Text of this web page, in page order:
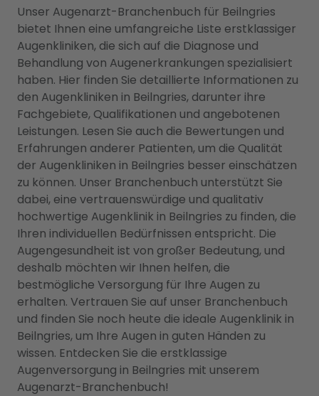
Unser Augenarzt-Branchenbuch für Beilngries
bietet Ihnen eine umfangreiche Liste erstklassiger
Augenkliniken, die sich auf die Diagnose und
Behandlung von Augenerkrankungen spezialisiert
haben. Hier finden Sie detaillierte Informationen zu
den Augenkliniken in Beilngries, darunter ihre
Fachgebiete, Qualifikationen und angebotenen
Leistungen. Lesen Sie auch die Bewertungen und
Erfahrungen anderer Patienten, um die Qualität
der Augenkliniken in Beilngries besser einschätzen
zu können. Unser Branchenbuch unterstützt Sie
dabei, eine vertrauenswürdige und qualitativ
hochwertige Augenklinik in Beilngries zu finden, die
Ihren individuellen Bedürfnissen entspricht. Die
Augengesundheit ist von großer Bedeutung, und
deshalb möchten wir Ihnen helfen, die
bestmögliche Versorgung für Ihre Augen zu
erhalten. Vertrauen Sie auf unser Branchenbuch
und finden Sie noch heute die ideale Augenklinik in
Beilngries, um Ihre Augen in guten Händen zu
wissen. Entdecken Sie die erstklassige
Augenversorgung in Beilngries mit unserem
Augenarzt-Branchenbuch!